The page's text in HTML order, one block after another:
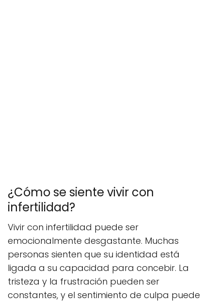
¿Cómo se siente vivir con
infertilidad?
Vivir con infertilidad puede ser
emocionalmente desgastante. Muchas
personas sienten que su identidad está
ligada a su capacidad para concebir. La
tristeza y la frustración pueden ser
constantes, y el sentimiento de culpa puede